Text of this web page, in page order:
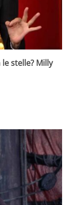
stelle? Milly